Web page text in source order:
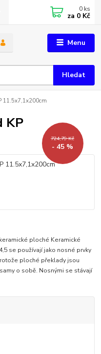
Menu
Hledat
0 ks
za 0 Kč
11.5x7,1x200cm
KP
724,79 Kč
- 45 %
ploché Keramické
se používají jako nosné prvky
ploché překlady jsou
o sobě. Nosnými se stávají